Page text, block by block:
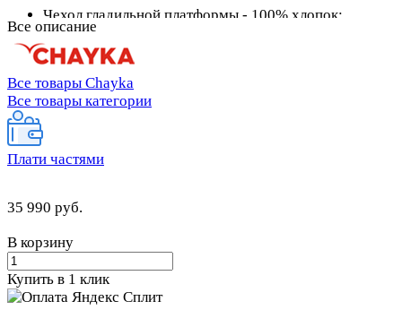
Чехол гладильной платформы - 100% хлопок;
Регулировка по высоте: 8 позиций;
Регулируемая высота: от 80 до 100 см;
Все нетто/брутто: 12,4/12,7 кг.
Все описание
Все товары Chayka
Все товары категории
Плати частями
35 990 руб.
В корзину
Купить в 1 клик